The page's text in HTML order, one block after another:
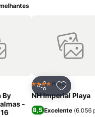
aos favoritos
By
-
Partilhar
4 EstrelasHotel
NH Imperial Playa
8,5 Excelente (6.056